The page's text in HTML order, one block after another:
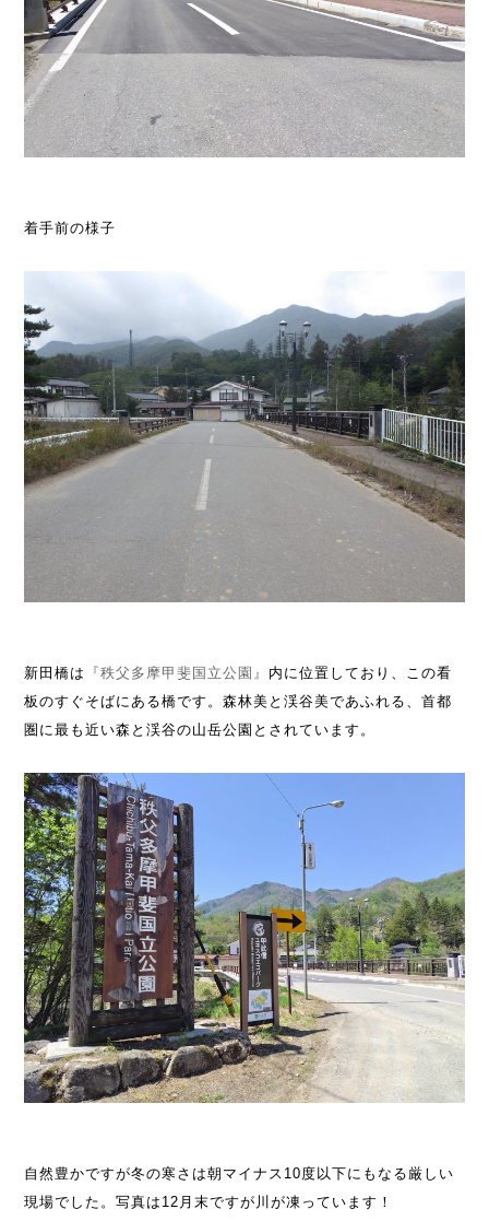
着手前の様子
新田橋は 『秩父多摩甲斐国立公園』 内に位置しており、この看
板のすぐそばにある橋です。森林美と渓谷美であふれる、首都
圏に最も近い森と渓谷の山岳公園とされています。
自然豊かですが冬の寒さは朝マイナス10度以下にもなる厳しい
現場でした。写真は12月末ですが川が凍っています！